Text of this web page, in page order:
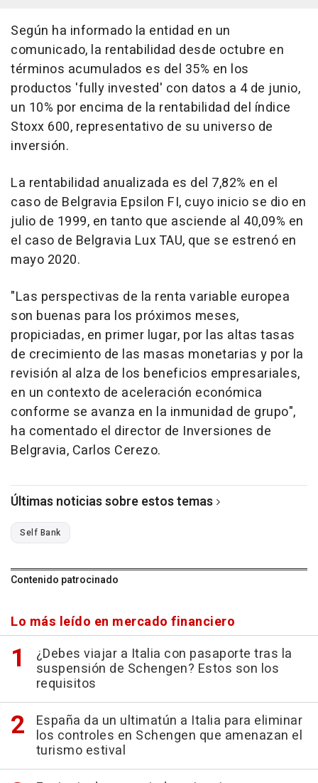
Según ha informado la entidad en un
comunicado, la rentabilidad desde octubre en
términos acumulados es del 35% en los
productos 'fully invested' con datos a 4 de junio,
un 10% por encima de la rentabilidad del índice
Stoxx 600, representativo de su universo de
inversión.
La rentabilidad anualizada es del 7,82% en el
caso de Belgravia Epsilon FI, cuyo inicio se dio en
julio de 1999, en tanto que asciende al 40,09% en
el caso de Belgravia Lux TAU, que se estrenó en
mayo 2020.
"Las perspectivas de la renta variable europea
son buenas para los próximos meses,
propiciadas, en primer lugar, por las altas tasas
de crecimiento de las masas monetarias y por la
revisión al alza de los beneficios empresariales,
en un contexto de aceleración económica
conforme se avanza en la inmunidad de grupo",
ha comentado el director de Inversiones de
Belgravia, Carlos Cerezo.
Últimas noticias sobre estos temas
Self Bank
Contenido patrocinado
Lo más leído en mercado financiero
¿Debes viajar a Italia con pasaporte tras la
suspensión de Schengen? Estos son los
requisitos
España da un ultimatún a Italia para eliminar
los controles en Schengen que amenazan el
turismo estival